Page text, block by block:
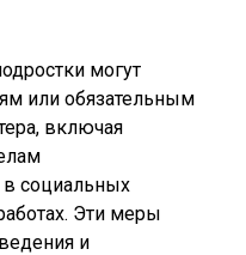
могут
или обязательным
включая
в социальных
Эти меры
и